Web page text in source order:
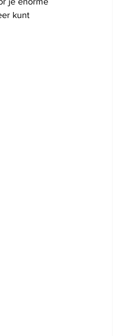
kunt